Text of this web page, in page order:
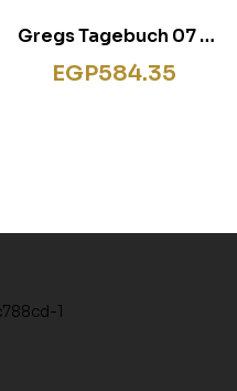
Gregs Tagebuch 07 –
Dumm gelaufen!
EGP584.35